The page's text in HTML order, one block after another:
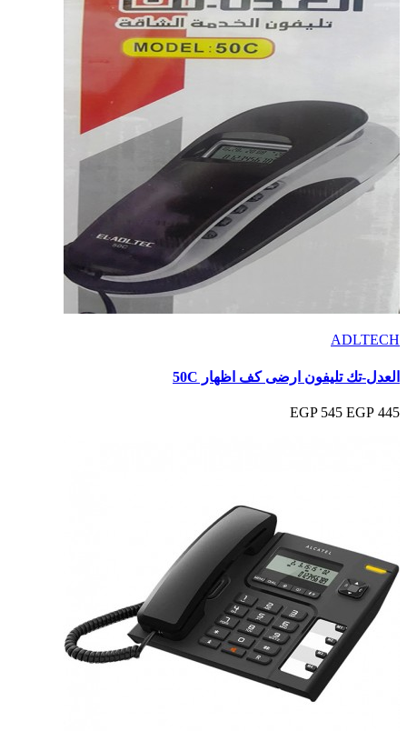
ADLTECH
العدل-تك تليفون ارضى كف اظهار 50C
445 EGP
545 EGP